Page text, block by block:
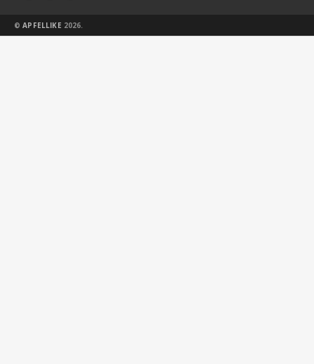
©APFELLIKE 2026.